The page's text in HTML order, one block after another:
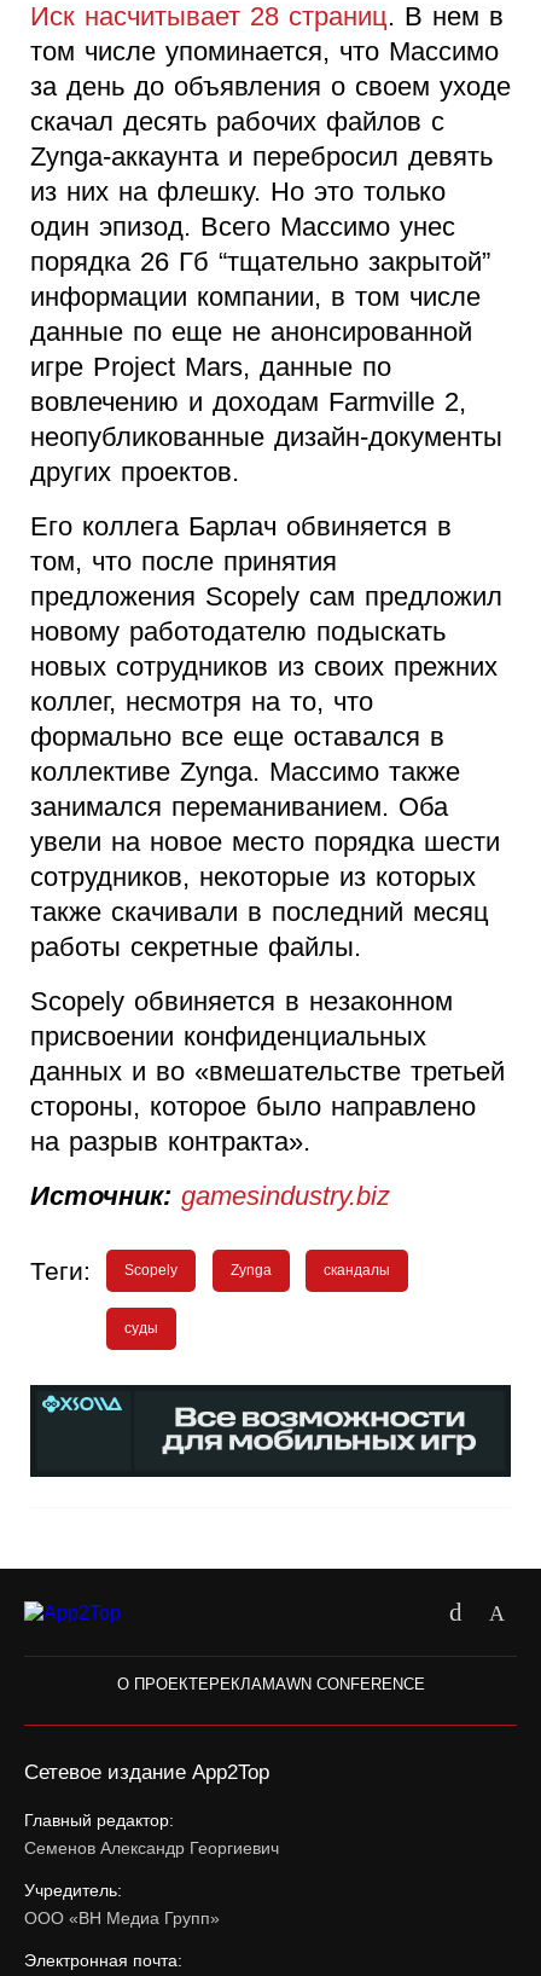
Иск насчитывает 28 страниц. В нем в
том числе упоминается, что Массимо
за день до объявления о своем уходе
скачал десять рабочих файлов с
Zynga-аккаунта и перебросил девять
из них на флешку. Но это только
один эпизод. Всего Массимо унес
порядка 26 Гб “тщательно закрытой”
информации компании, в том числе
данные по еще не анонсированной
игре Project Mars, данные по
вовлечению и доходам Farmville 2,
неопубликованные дизайн-документы
других проектов.
Его коллега Барлач обвиняется в
том, что после принятия
предложения Scopely сам предложил
новому работодателю подыскать
новых сотрудников из своих прежних
коллег, несмотря на то, что
формально все еще оставался в
коллективе Zynga. Массимо также
занимался переманиванием. Оба
увели на новое место порядка шести
сотрудников, некоторые из которых
также скачивали в последний месяц
работы секретные файлы.
Scopely обвиняется в незаконном
присвоении конфиденциальных
данных и во «вмешательстве третьей
стороны, которое было направлено
на разрыв контракта».
Источник: gamesindustry.biz
Теги: Scopely Zynga скандалы
суды
О ПРОЕКТЕРЕКЛАМАWN CONFERENCE
Сетевое издание App2Top
Главный редактор:
Семенов Александр Георгиевич
Учредитель:
ООО «ВН Медиа Групп»
Электронная почта: